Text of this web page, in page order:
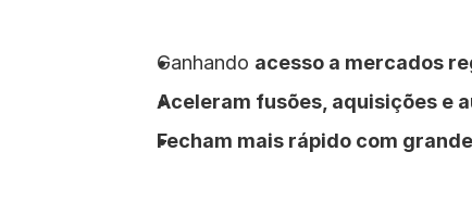
Ganhando acesso a mercados
Aceleram fusões, aquisições e
Fecham mais rápido com